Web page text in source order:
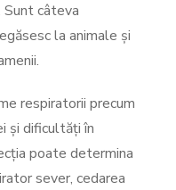
Sunt câteva
la animale și
respiratorii precum
și dificultăți în
poate determina
sever, cedarea